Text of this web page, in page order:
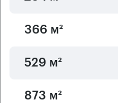
366 м²
529 м²
873 м²